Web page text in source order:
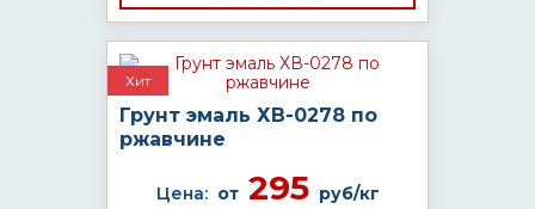
Хит
Грунт эмаль ХВ-0278 по
ржавчине
Цена: от295 руб/кг